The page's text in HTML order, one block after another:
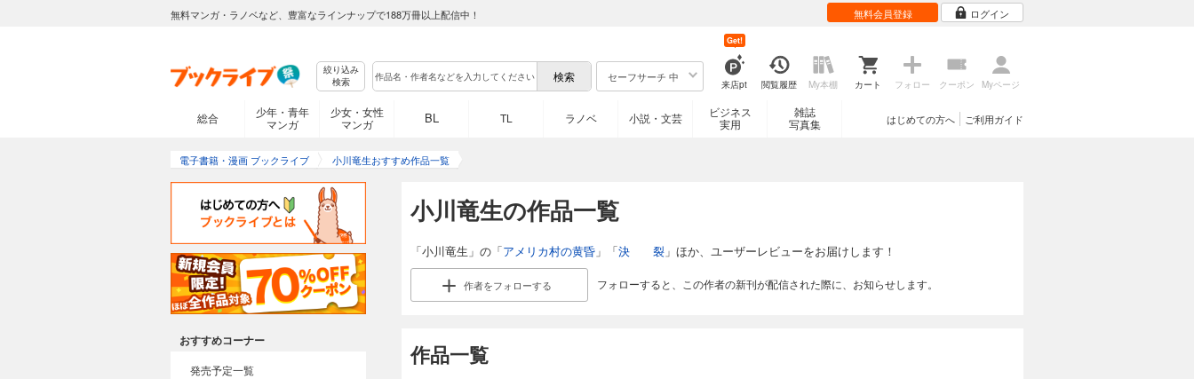
無料マンガ・ラノベなど、豊富なラインナップで188万冊以上配信中！ 無料会員登録 ログイン
絞り込み
検索
セーフサーチ 中
来店pt
Get!
閲覧履歴 My本棚 カート フォロー クーポン Myページ
総合
少年・青年
マンガ
少女・女性
マンガ
BL TL ラノベ 小説・文芸
ビジネス
実用
雑誌
写真集
ご利用ガイド
はじめての方へ
電子書籍・漫画 ブックライブ 小川竜生おすすめ作品一覧
小川竜生の作品一覧
「小川竜生」の「アメリカ村の黄昏 」「決 裂 」ほか、ユーザーレビューをお届けします！
作者をフォローする フォローすると、この作者の新刊が配信された際に、お知らせします。
作品一覧
おすすめコーナー
発売予定一覧